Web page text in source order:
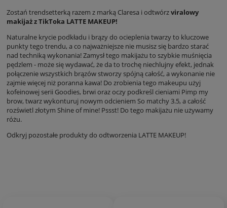
Zostań trendsetterką razem z marką Claresa i odtwórzviralowy
makijaż z TikToka LATTE MAKEUP!
Naturalne krycie podkładu i brązy do ocieplenia twarzy to kluczowe
punkty tego trendu, a co najważniejsze nie musisz się bardzo starać
nad techniką wykonania! Zamysł tego makijażu to szybkie muśnięcia
pędzlem - może się wydawać, że da to trochę niechlujny efekt, jednak
połączenie wszystkich brązów stworzy spójną całość, a wykonanie nie
zajmie więcej niż poranna kawa! Do zrobienia tego makeupu użyj
kofeinowej serii Goodies, brwi oraz oczy podkreśl cieniami Pimp my
brow, twarz wykonturuj nowym odcieniem So matchy 3.5, a całość
rozświetl złotym Shine of mine! Pssst! Do tego makijażu nie używamy
różu.
Odkryj pozostałe produkty do odtworzenia LATTE MAKEUP!